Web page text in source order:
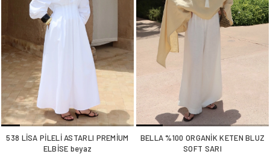
538 LİSA PİLELİ ASTARLI PREMİUM
ELBİSE beyaz
BELLA %100 ORGANİK KETEN BLUZ
SOFT SARI